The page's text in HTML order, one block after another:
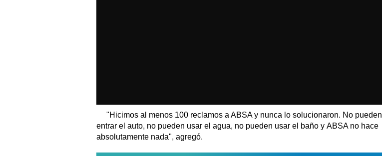
"Hicimos al menos 100 reclamos a ABSA y nunca lo solucionaron. No pueden
entrar el auto, no pueden usar el agua, no pueden usar el baño y ABSA no hace
absolutamente nada", agregó.